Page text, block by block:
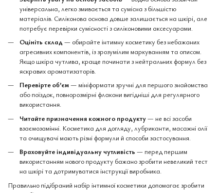
універсальна, легко змивається та сумісна з більшістю
матеріалів. Силіконова основа довше залишається на шкірі, але
потребує перевірки сумісності з силіконовими аксесуарами.
Оцініть склад — обирайте інтимну косметику без небажаних
агресивних компонентів, із зрозумілим маркуванням та описом.
Якщо шкіра чутлива, краще починати з нейтральних формул без
яскравих ароматизаторів.
Перевірте об’єм — мініформати зручні для першого знайомства
або поїздок, повнорозмірні флакони вигідніші для регулярного
використання.
Читайте призначення кожного продукту— не всі засоби
взаємозамінні. Косметика для догляду, лубриканти, масажні олії
та очищувачі мають різні формули й способи застосування.
Враховуйте індивідуальну чутливість — перед першим
використанням нового продукту бажано зробити невеликий тест
на шкірі та дотримуватися інструкції виробника.
Правильно підібраний набір інтимної косметики допомагає зробити